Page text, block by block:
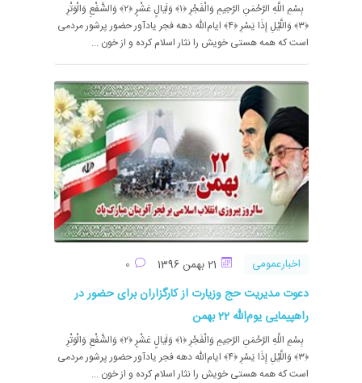
بِسْمِ اللَّهِ الرَّحْمَنِ الرَّحِیمِ وَالْفَجْرِ ﴿۱﴾ وَلَیَالٍ عَشْرٍ ﴿۲﴾ وَالشَّفْعِ وَالْوَتْرِ
﴿۳﴾ وَاللَّیْلِ إِذَا یَسْرِ ﴿۴﴾ ایام‌الله دهه فجر یاد‌آور حضور پرشور مردمی
است که همه هستی خویش را نثار اسلام کرده و از خون ...
اخبارعمومی
دعوت مدیریت حج وزیارت از کارگزاران برای حضور در
راهپیمایی یوم‌الله 22 بهمن
بِسْمِ اللَّهِ الرَّحْمَنِ الرَّحِیمِ وَالْفَجْرِ ﴿۱﴾ وَلَیَالٍ عَشْرٍ ﴿۲﴾ وَالشَّفْعِ وَالْوَتْرِ
﴿۳﴾ وَاللَّیْلِ إِذَا یَسْرِ ﴿۴﴾ ایام‌الله دهه فجر یاد‌آور حضور پرشور مردمی
است که همه هستی خویش را نثار اسلام کرده و از خون ...